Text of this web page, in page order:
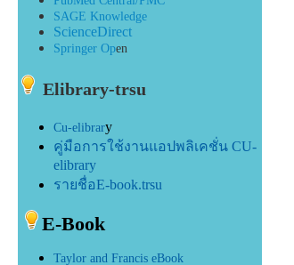
SAGE Knowledge
ScienceDirect
Springer Open
Elibrary-trsu
Cu-elibrary
คู่มือการใช้งานแอปพลิเคชั่น CU-
elibrary
รายชื่อE-book.trsu
E-Book
Taylor and Francis eBook